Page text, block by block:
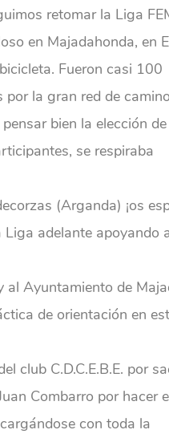
retomar la Liga
en Majadahonda, en
Fueron casi 100
la gran red de
bien la elección
se respiraba
(Arganda) ¡os
adelante apoyando
Ayuntamiento de
de orientación en
club C.D.C.E.B.E. por
Combarro por hacer
con toda la